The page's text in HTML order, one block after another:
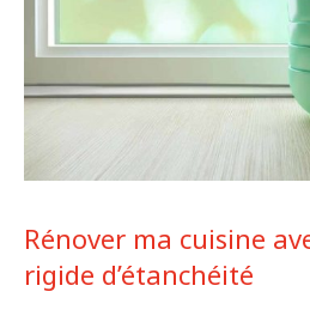
Rénover ma cuisine
rigide d’étanchéité